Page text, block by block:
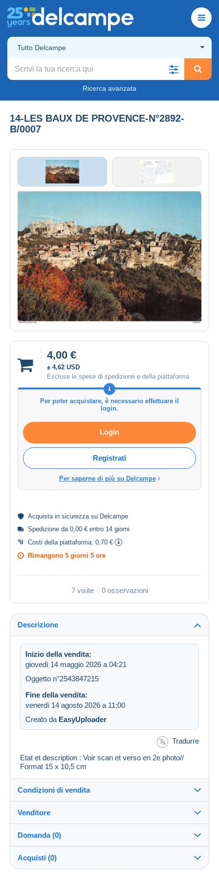
Tutto Delcampe
Ricerca avanzata
14-LES BAUX DE PROVENCE-N°2892-
B/0007
4,00 €
± 4,62 USD
Escluse le spese di spedizione e della piattaforma
Per poter acquistare, è necessario effettuare il
login.
Login
Registrati
Per saperne di più su Delcampe
Acquista in sicurezzasu Delcampe
Spedizione da 0,00 € entro 14 giorni
Costi della piattaforma: 0,70 €
Rimangono 5 giorni 5 ore
7 visite 0 osservazioni
Descrizione
Inizio della vendita:
giovedì 14 maggio 2026 a 04:21
Oggetto n°2543847215
Fine della vendita:
venerdì 14 agosto 2026 a 11:00
Creato da EasyUploader
Tradurre
Etat et description : Voir scan et verso en 2e photo//
Format 15 x 10,5 cm
Condizioni di vendita
Spedizione dopo il pagamento entro 14 giorni
Venditore
regislmx100%(63009x)
PRO
Negozio
Domanda (0)
Acquisti (0)